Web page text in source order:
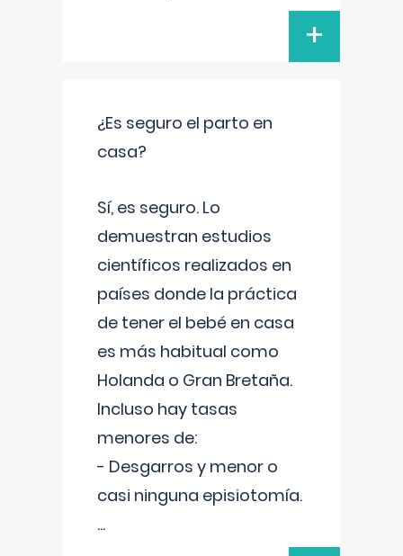
+
¿Es seguro el parto en
casa?
Sí, es seguro. Lo
demuestran estudios
científicos realizados en
países donde la práctica
de tener el bebé en casa
es más habitual como
Holanda o Gran Bretaña.
Incluso hay tasas
menores de:
- Desgarros y menor o
casi ninguna episiotomía.
...